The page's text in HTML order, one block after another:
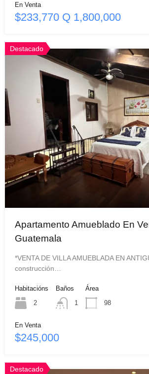
En Venta
$233,770 Q 1,800,000
Destacado
Apartamento Amueblado En
Guatemala
*VENTA DE VILLA AMUEBLADA EN
construcción…
Habitacións
2
Baños
1
Área
98
En Venta
$245,000
Destacado